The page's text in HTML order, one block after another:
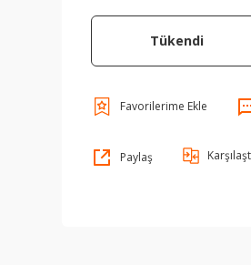
Tükendi
Paylaş